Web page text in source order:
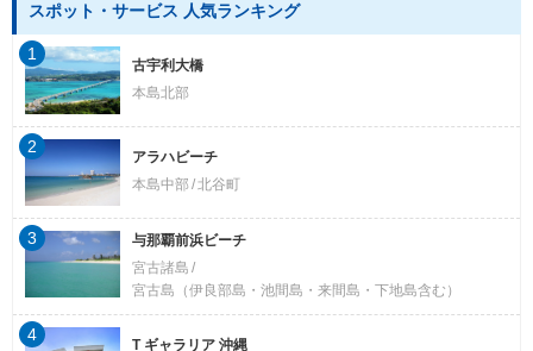
スポット・サービス 人気ランキング
古宇利大橋
本島北部
1
アラハビーチ
本島中部 北谷町
2
与那覇前浜ビーチ
宮古諸島
宮古島（伊良部島・池間島・来間島・下地島含む）
3
T ギャラリア 沖縄
4